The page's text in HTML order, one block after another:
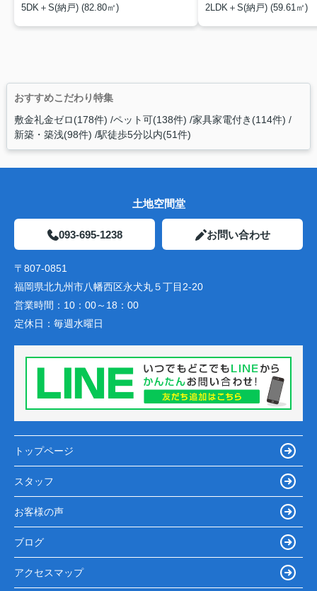
5DK＋S(納戸) (82.80㎡)
2LDK＋S(納戸) (59.61㎡)
おすすめこだわり特集
敷金礼金ゼロ(178件) ペット可(138件) 家具家電付き(114件)
新築・築浅(98件) 駅徒歩5分以内(51件)
土地空間堂
093-695-1238 お問い合わせ
〒807-0851
福岡県北九州市八幡西区永犬丸５丁目2-20
営業時間： 10：00～18：00
定休日： 毎週水曜日
トップページ
スタッフ
お客様の声
ブログ
アクセスマップ